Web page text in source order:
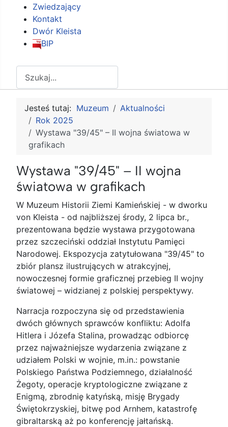
Zwiedzający
Kontakt
Dwór Kleista
BIP
Jesteś tutaj: Muzeum
Aktualności
Rok 2025
Wystawa "39/45" – II wojna światowa w
grafikach
Wystawa "39/45" – II wojna
światowa w grafikach
W Muzeum Historii Ziemi Kamieńskiej - w dworku
von Kleista - od najbliższej środy, 2 lipca br.,
prezentowana będzie wystawa przygotowana
przez szczeciński oddział Instytutu Pamięci
Narodowej. Ekspozycja zatytułowana "39/45" to
zbiór plansz ilustrujących w atrakcyjnej,
nowoczesnej formie graficznej przebieg II wojny
światowej – widzianej z polskiej perspektywy.
Narracja rozpoczyna się od przedstawienia
dwóch głównych sprawców konfliktu: Adolfa
Hitlera i Józefa Stalina, prowadząc odbiorcę
przez najważniejsze wydarzenia związane z
udziałem Polski w wojnie, m.in.: powstanie
Polskiego Państwa Podziemnego, działalność
Żegoty, operacje kryptologiczne związane z
Enigmą, zbrodnię katyńską, misję Brygady
Świętokrzyskiej, bitwę pod Arnhem, katastrofę
gibraltarską aż po konferencję jałtańską.